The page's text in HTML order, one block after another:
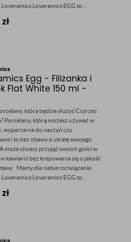
Loveramics EGG to...
zł
Egg - Filiżanka i
Flat White 150 ml -
która będzie służyć Ci przez
Porcelany, którą możesz używać w
wyparzarce do naczyń czy
i to bez obawy o utratę swojego
może chcesz przyjąć swoich gości w
kawiarni bez krepowania się o jakość
Mamy dla ciebie rozwiązanie.
Loveramics EGG to...
zł